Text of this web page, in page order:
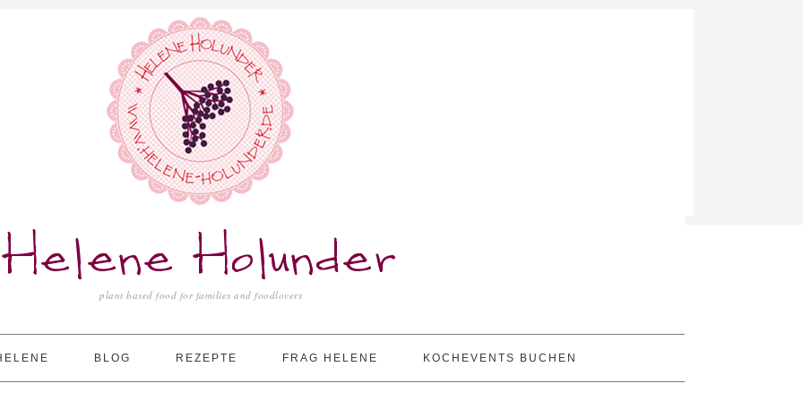
Helene Holunder
plant based food for families and foodlovers
BLOG REZEPTE FRAG HELENE KOCHEVENTS BUCHEN